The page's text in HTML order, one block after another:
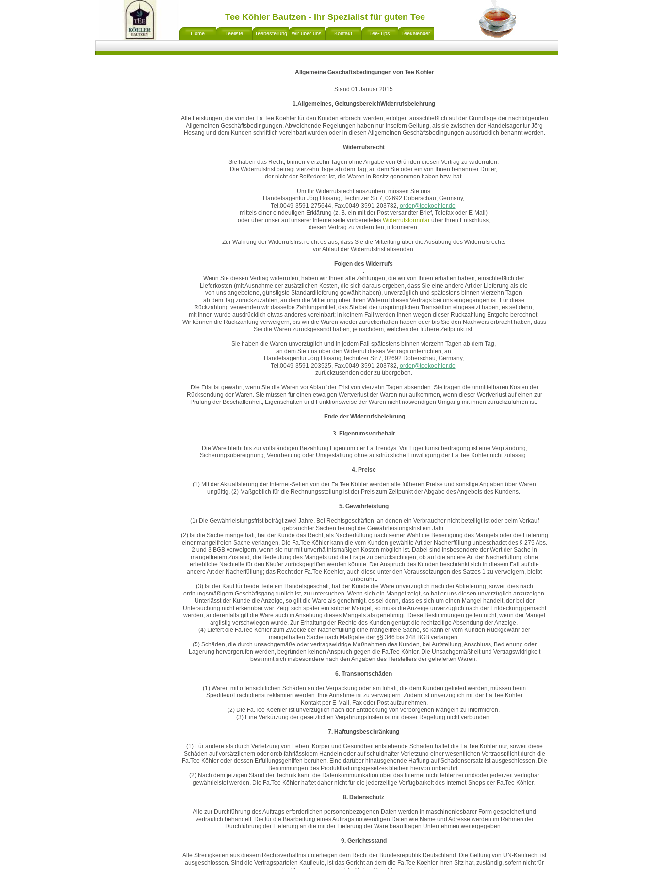
Tee Köhler Bautzen - Ihr Spezialist für guten Tee
Home Teeliste Teebestellung Wir über uns Kontakt Tee-Tips Teekalender
Allgemeine Geschäftsbedingungen von Tee Köhler
Stand 01.Januar 2015
1.Allgemeines, GeltungsbereichWiderrufsbelehrung
Alle Leistungen, die von der Fa.Tee Koehler für den Kunden erbracht werden, erfolgen ausschließlich auf der Grundlage der nachfolgenden
Allgemeinen Geschäftsbedingungen. Abweichende Regelungen haben nur insofern Geltung, als sie zwischen der Handelsagentur Jörg
Hosang und dem Kunden schriftlich vereinbart wurden oder in diesen Allgemeinen Geschäftsbedingungen ausdrücklich benannt werden.
Widerrufsrecht
Sie haben das Recht, binnen vierzehn Tagen ohne Angabe von Gründen diesen Vertrag zu widerrufen.
Die Widerrufsfrist beträgt vierzehn Tage ab dem Tag, an dem Sie oder ein von Ihnen benannter Dritter,
der nicht der Beförderer ist, die Waren in Besitz genommen haben bzw. hat.
Um Ihr Widerrufsrecht auszuüben, müssen Sie uns
Handelsagentur.Jörg Hosang, Techritzer Str.7, 02692 Doberschau, Germany,
Tel.0049-3591-275644, Fax.0049-3591-203782, order@teekoehler.de
mittels einer eindeutigen Erklärung (z. B. ein mit der Post versandter Brief, Telefax oder E-Mail)
oder über unser auf unserer Internetseite vorbereitetes Widerrufsformularüber Ihren Entschluss,
diesen Vertrag zu widerrufen, informieren.
Zur Wahrung der Widerrufsfrist reicht es aus, dass Sie die Mitteilung über die Ausübung des Widerrufsrechts
vor Ablauf der Widerrufsfrist absenden.
Folgen des Widerrufs
.
Wenn Sie diesen Vertrag widerrufen, haben wir Ihnen alle Zahlungen, die wir von Ihnen erhalten haben, einschließlich der
Lieferkosten (mit Ausnahme der zusätzlichen Kosten, die sich daraus ergeben, dass Sie eine andere Art der Lieferung als die
von uns angebotene, günstigste Standardlieferung gewählt haben), unverzüglich und spätestens binnen vierzehn Tagen
ab dem Tag zurückzuzahlen, an dem die Mitteilung über Ihren Widerruf dieses Vertrags bei uns eingegangen ist. Für diese
Rückzahlung verwenden wir dasselbe Zahlungsmittel, das Sie bei der ursprünglichen Transaktion eingesetzt haben, es sei denn,
mit Ihnen wurde ausdrücklich etwas anderes vereinbart; in keinem Fall werden Ihnen wegen dieser Rückzahlung Entgelte berechnet.
Wir können die Rückzahlung verweigern, bis wir die Waren wieder zurückerhalten haben oder bis Sie den Nachweis erbracht haben, dass
Sie die Waren zurückgesandt haben, je nachdem, welches der frühere Zeitpunkt ist.
Sie haben die Waren unverzüglich und in jedem Fall spätestens binnen vierzehn Tagen ab dem Tag,
an dem Sie uns über den Widerruf dieses Vertrags unterrichten, an
Handelsagentur.Jörg Hosang,Techritzer Str.7, 02692 Doberschau, Germany,
Tel.0049-3591-203525, Fax.0049-3591-203782, order@teekoehler.de
zurückzusenden oder zu übergeben.
Die Frist ist gewahrt, wenn Sie die Waren vor Ablauf der Frist von vierzehn Tagen absenden. Sie tragen die unmittelbaren Kosten der
Rücksendung der Waren. Sie müssen für einen etwaigen Wertverlust der Waren nur aufkommen, wenn dieser Wertverlust auf einen zur
Prüfung der Beschaffenheit, Eigenschaften und Funktionsweise der Waren nicht notwendigen Umgang mit ihnen zurückzuführen ist.
Ende der Widerrufsbelehrung
3. Eigentumsvorbehalt
Die Ware bleibt bis zur vollständigen Bezahlung Eigentum der Fa.Trendys. Vor Eigentumsübertragung ist eine Verpfändung,
Sicherungsübereignung, Verarbeitung oder Umgestaltung ohne ausdrückliche Einwilligung der Fa.Tee Köhler nicht zulässig.
4. Preise
(1) Mit der Aktualisierung der Internet-Seiten von der Fa.Tee Köhler werden alle früheren Preise und sonstige Angaben über Waren
ungültig. (2) Maßgeblich für die Rechnungsstellung ist der Preis zum Zeitpunkt der Abgabe des Angebots des Kundens.
5. Gewährleistung
(1) Die Gewährleistungsfrist beträgt zwei Jahre. Bei Rechtsgeschäften, an denen ein Verbraucher nicht beteiligt ist oder beim Verkauf
gebrauchter Sachen beträgt die Gewährleistungsfrist ein Jahr.
(2) Ist die Sache mangelhaft, hat der Kunde das Recht, als Nacherfüllung nach seiner Wahl die Beseitigung des Mangels oder die Lieferung
einer mangelfreien Sache verlangen. Die Fa.Tee Köhler kann die vom Kunden gewählte Art der Nacherfüllung unbeschadet des § 275 Abs.
2 und 3 BGB verweigern, wenn sie nur mit unverhältnismäßigen Kosten möglich ist. Dabei sind insbesondere der Wert der Sache in
mangelfreiem Zustand, die Bedeutung des Mangels und die Frage zu berücksichtigen, ob auf die andere Art der Nacherfüllung ohne
erhebliche Nachteile für den Käufer zurückgegriffen werden könnte. Der Anspruch des Kunden beschränkt sich in diesem Fall auf die
andere Art der Nacherfüllung; das Recht der Fa.Tee Koehler, auch diese unter den Voraussetzungen des Satzes 1 zu verweigern, bleibt
unberührt.
(3) Ist der Kauf für beide Teile ein Handelsgeschäft, hat der Kunde die Ware unverzüglich nach der Ablieferung, soweit dies nach
ordnungsmäßigem Geschäftsgang tunlich ist, zu untersuchen. Wenn sich ein Mangel zeigt, so hat er uns diesen unverzüglich anzuzeigen.
Unterlässt der Kunde die Anzeige, so gilt die Ware als genehmigt, es sei denn, dass es sich um einen Mangel handelt, der bei der
Untersuchung nicht erkennbar war. Zeigt sich später ein solcher Mangel, so muss die Anzeige unverzüglich nach der Entdeckung gemacht
werden, anderenfalls gilt die Ware auch in Ansehung dieses Mangels als genehmigt. Diese Bestimmungen gelten nicht, wenn der Mangel
arglistig verschwiegen wurde. Zur Erhaltung der Rechte des Kunden genügt die rechtzeitige Absendung der Anzeige.
(4) Liefert die Fa.Tee Köhler zum Zwecke der Nacherfüllung eine mangelfreie Sache, so kann er vom Kunden Rückgewähr der
mangelhaften Sache nach Maßgabe der §§ 346 bis 348 BGB verlangen.
(5) Schäden, die durch unsachgemäße oder vertragswidrige Maßnahmen des Kunden, bei Aufstellung, Anschluss, Bedienung oder
Lagerung hervorgerufen werden, begründen keinen Anspruch gegen die Fa.Tee Köhler. Die Unsachgemäßheit und Vertragswidrigkeit
bestimmt sich insbesondere nach den Angaben des Herstellers der gelieferten Waren.
6. Transportschäden
(1) Waren mit offensichtlichen Schäden an der Verpackung oder am Inhalt, die dem Kunden geliefert werden, müssen beim
Spediteur/Frachtdienst reklamiert werden. Ihre Annahme ist zu verweigern. Zudem ist unverzüglich mit der Fa.Tee Köhler
Kontakt per E-Mail, Fax oder Post aufzunehmen.
(2) Die Fa.Tee Koehler ist unverzüglich nach der Entdeckung von verborgenen Mängeln zu informieren.
(3) Eine Verkürzung der gesetzlichen Verjährungsfristen ist mit dieser Regelung nicht verbunden.
7. Haftungsbeschränkung
(1) Für andere als durch Verletzung von Leben, Körper und Gesundheit entstehende Schäden haftet die Fa.Tee Köhler nur, soweit diese
Schäden auf vorsätzlichem oder grob fahrlässigem Handeln oder auf schuldhafter Verletzung einer wesentlichen Vertragspflicht durch die
Fa.Tee Köhler oder dessen Erfüllungsgehilfen beruhen. Eine darüber hinausgehende Haftung auf Schadensersatz ist ausgeschlossen. Die
Bestimmungen des Produkthaftungsgesetzes bleiben hiervon unberührt.
(2) Nach dem jetzigen Stand der Technik kann die Datenkommunikation über das Internet nicht fehlerfrei und/oder jederzeit verfügbar
gewährleistet werden. Die Fa.Tee Köhler haftet daher nicht für die jederzeitige Verfügbarkeit des Internet-Shops der Fa.Tee Köhler.
8. Datenschutz
Alle zur Durchführung des Auftrags erforderlichen personenbezogenen Daten werden in maschinenlesbarer Form gespeichert und
vertraulich behandelt. Die für die Bearbeitung eines Auftrags notwendigen Daten wie Name und Adresse werden im Rahmen der
Durchführung der Lieferung an die mit der Lieferung der Ware beauftragen Unternehmen weitergegeben.
9. Gerichtsstand
Alle Streitigkeiten aus diesem Rechtsverhältnis unterliegen dem Recht der Bundesrepublik Deutschland. Die Geltung von UN-Kaufrecht ist
ausgeschlossen. Sind die Vertragsparteien Kaufleute, ist das Gericht an dem die Fa.Tee Koehler Ihren Sitz hat, zuständig, sofern nicht für